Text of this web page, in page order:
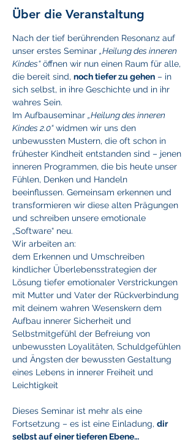
Über die Veranstaltung
Nach der tief berührenden Resonanz auf
unser erstes Seminar „Heilung des inneren
Kindes“ öffnen wir nun einen Raum für alle,
die bereit sind, noch tiefer zu gehen – in
sich selbst, in ihre Geschichte und in ihr
wahres Sein.
Im Aufbauseminar „Heilung des inneren
Kindes 2.0“ widmen wir uns den
unbewussten Mustern, die oft schon in
frühester Kindheit entstanden sind – jenen
inneren Programmen, die bis heute unser
Fühlen, Denken und Handeln
beeinflussen. Gemeinsam erkennen und
transformieren wir diese alten Prägungen
und schreiben unsere emotionale
„Software“ neu.
Wir arbeiten an:
dem Erkennen und Umschreiben
kindlicher Überlebensstrategien der
Lösung tiefer emotionaler Verstrickungen
mit Mutter und Vater der Rückverbindung
mit deinem wahren Wesenskern dem
Aufbau innerer Sicherheit und
Selbstmitgefühl der Befreiung von
unbewussten Loyalitäten, Schuldgefühlen
und Ängsten der bewussten Gestaltung
eines Lebens in innerer Freiheit und
Leichtigkeit
Dieses Seminar ist mehr als eine
Fortsetzung – es ist eine Einladung, dir
selbst auf einer tieferen Ebene…